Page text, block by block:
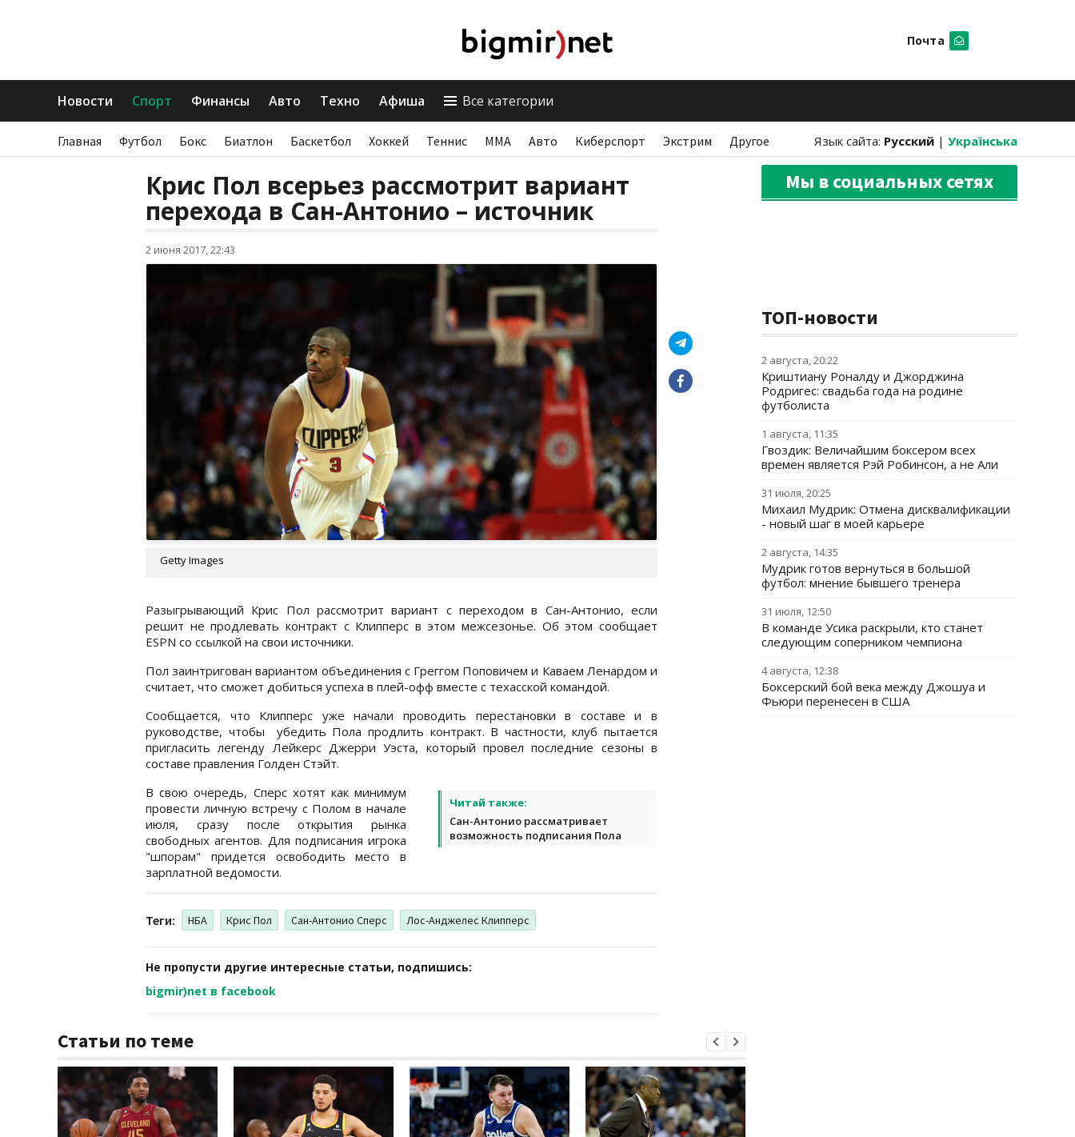
Почта
Новости Спорт Финансы Авто Техно Афиша Все категории
Главная Футбол Бокс Биатлон Баскетбол Хоккей Теннис ММА Авто Киберспорт Экстрим Другое Язык сайта: Русский | Українська
Крис Пол всерьез рассмотрит вариант
перехода в Сан-Антонио – источник
2 июня 2017, 22:43
Getty Images
Разыгрывающий Крис Пол рассмотрит вариант с переходом в Сан-Антонио, если
решит не продлевать контракт с Клипперс в этом межсезонье. Об этом сообщает
ESPN со ссылкой на свои источники.
Пол заинтригован вариантом объединения с Греггом Поповичем и Каваем Ленардом и
считает, что сможет добиться успеха в плей-офф вместе с техасской командой.
Сообщается, что Клипперс уже начали проводить перестановки в составе и в
руководстве, чтобы убедить Пола продлить контракт. В частности, клуб пытается
пригласить легенду Лейкерс Джерри Уэста, который провел последние сезоны в
составе правления Голден Стэйт.
Читай также:
Сан-Антонио рассматривает
возможность подписания Пола
В свою очередь, Сперс хотят как минимум
провести личную встречу с Полом в начале
июля, сразу после открытия рынка
свободных агентов. Для подписания игрока
"шпорам" придется освободить место в
зарплатной ведомости.
Теги: НБА Крис Пол Сан-Антонио Сперс Лос-Анджелес Клипперс
Не пропусти другие интересные статьи, подпишись:
bigmir)net в facebook
Статьи по теме
Мы в социальных сетях
ТОП-новости
2 августа, 20:22
Криштиану Роналду и Джорджина
Родригес: свадьба года на родине
футболиста
1 августа, 11:35
Гвоздик: Величайшим боксером всех
времен является Рэй Робинсон, а не Али
31 июля, 20:25
Михаил Мудрик: Отмена дисквалификации
- новый шаг в моей карьере
2 августа, 14:35
Мудрик готов вернуться в большой
футбол: мнение бывшего тренера
31 июля, 12:50
В команде Усика раскрыли, кто станет
следующим соперником чемпиона
4 августа, 12:38
Боксерский бой века между Джошуа и
Фьюри перенесен в США